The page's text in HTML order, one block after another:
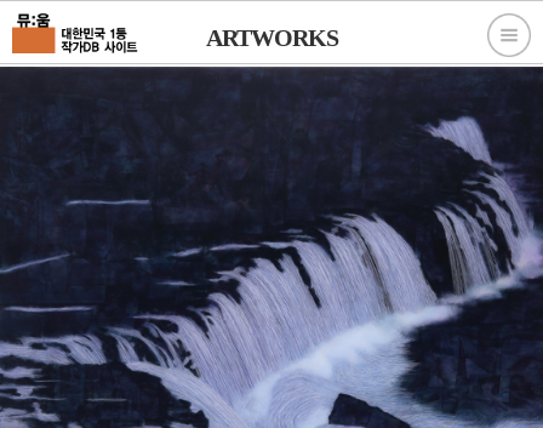
ARTWORKS